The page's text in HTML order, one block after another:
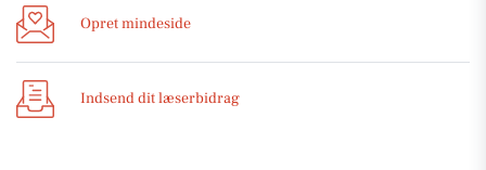
Opret mindeside
Indsend dit læserbidrag